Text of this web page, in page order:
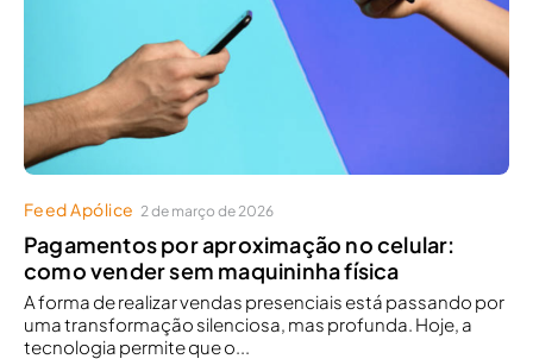
Feed Apólice 2 de março de 2026
Pagamentos por aproximação no celular:
como vender sem maquininha física
A forma de realizar vendas presenciais está passando por
uma transformação silenciosa, mas profunda. Hoje, a
tecnologia permite que o...